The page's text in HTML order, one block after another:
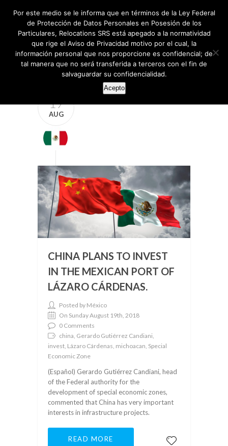
19
AUG
CHINA PLANS TO INVEST
IN THE MEXICAN PORT OF
LÁZARO CÁRDENAS.
Posted by México
On Sunday August 19th, 2018
0 Comments
china, Gerardo Gutiérrez Candiani,
invest, Lázaro Cárdenas, michoacan, Special
Economic Zone
(Español) Gerardo Gutiérrez Candiani, head
of the Federal authority for the
development of special economic zones,
commented that China has very important
interests in infrastructure projects.
READ MORE
Por este medio se le informa que en términos de la Ley Federal
de Protección de Datos Personales en Posesión de los
Particulares, Relocations SRS está apegado a la normatividad
que rige el Aviso de Privacidad motivo por el cual, la
información personal que nos proporcione es confidencial; de
tal manera que no será transferida a terceros con el fin de
salvaguardar su confidencialidad.
Acepto